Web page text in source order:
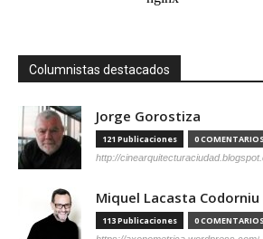
Columnistas destacados
Jorge Gorostiza
121 Publicaciones 0 COMENTARIOS
http://
Miquel Lacasta Codorniu
113 Publicaciones 0 COMENTARIOS